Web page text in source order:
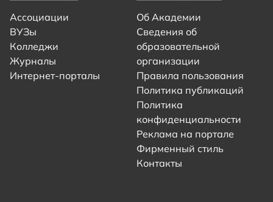
Ассоциации
ВУЗы
Колледжи
Журналы
Интернет-порталы
Об Академии
Сведения об
образовательной
организации
Правила пользования
Политика публикаций
Политика
конфиденциальности
Реклама на портале
Фирменный стиль
Контакты